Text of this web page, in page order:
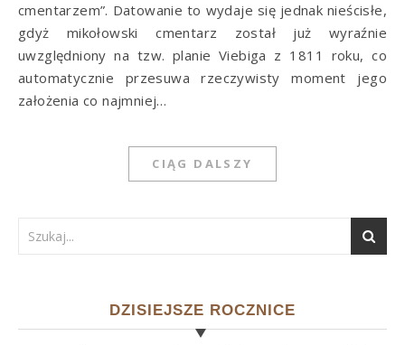
cmentarzem”. Datowanie to wydaje się jednak nieścisłe,
gdyż mikołowski cmentarz został już wyraźnie
uwzględniony na tzw. planie Viebiga z 1811 roku, co
automatycznie przesuwa rzeczywisty moment jego
założenia co najmniej…
CIĄG DALSZY
DZISIEJSZE ROCZNICE